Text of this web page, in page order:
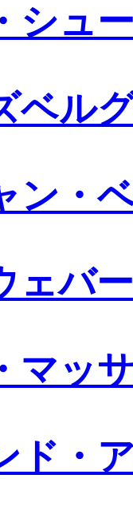
シュ
ベル
ン・
ェバー
マッ
ド・